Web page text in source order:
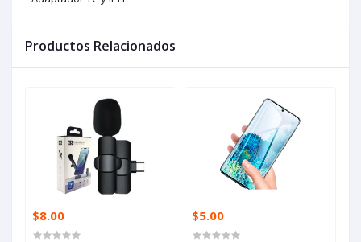
Productos Relacionados
$8.00 $5.00